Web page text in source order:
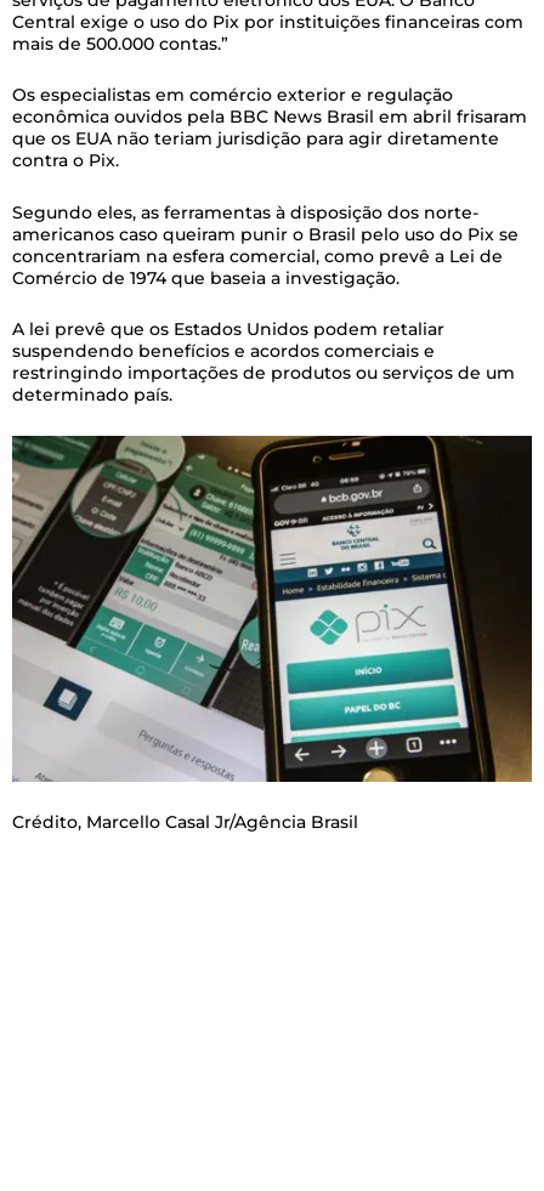
Central exige o uso do Pix por instituições financeiras com
mais de 500.000 contas.”
Os especialistas em comércio exterior e regulação
econômica ouvidos pela BBC News Brasil em abril frisaram
que os EUA não teriam jurisdição para agir diretamente
contra o Pix.
Segundo eles, as ferramentas à disposição dos norte-
americanos caso queiram punir o Brasil pelo uso do Pix se
concentrariam na esfera comercial, como prevê a Lei de
Comércio de 1974 que baseia a investigação.
A lei prevê que os Estados Unidos podem retaliar
suspendendo benefícios e acordos comerciais e
restringindo importações de produtos ou serviços de um
determinado país.
Crédito, Marcello Casal Jr/Agência Brasil